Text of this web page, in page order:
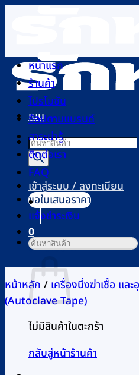
เนื้อหา
เมนู
Products
search
เข้าสู่ระบบ / ลงทะเบียน
0
ตะกร้าสินค้า
ไม่มีสินค้าในตะกร้า
กลับสู่หน้าร้านค้า
หน้าแรก
ร้านค้า
โปรโมชัน
ช้อปตามแบรนด์
สาระน่ารู้
ติดต่อเรา
FAQ
ขอใบเสนอราคา
แจ้งชำระเงิน
ค้นหา:
หน้าหลัก/เครื่องนึ่งฆ่าเชื้อ แล
(Autoclave Tape)